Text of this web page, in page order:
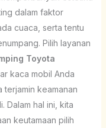
dalam faktor
cuaca, serta tentu
Pilih layanan
Toyota
kaca mobil Anda
keamanan
Dalam hal ini, kita
keutamaan pilih